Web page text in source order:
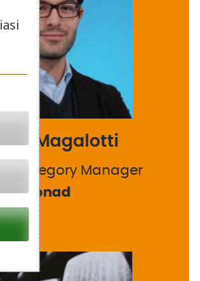
Magalotti
Category Manager
Conad